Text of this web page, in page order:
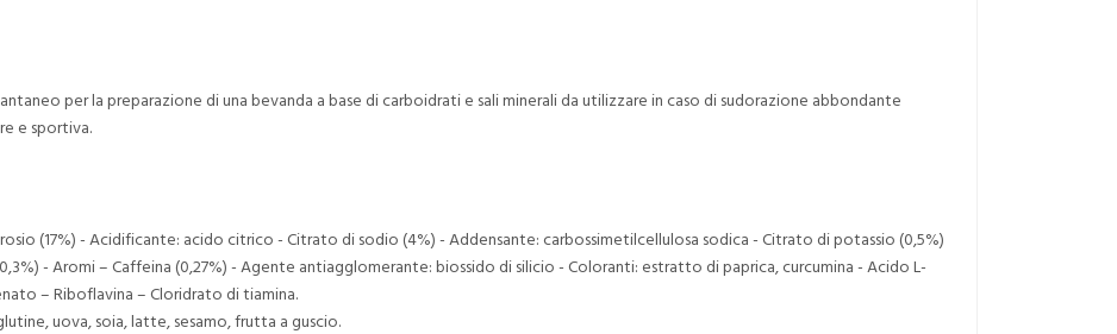
per la preparazione di una bevanda a base di carboidrati e sali minerali da utilizzare in caso di sudorazione abbondante
e sportiva.
(17%) - Acidificante: acido citrico - Citrato di sodio (4%) - Addensante: carbossimetilcellulosa sodica - Citrato di potassio (0,5%)
- Aromi – Caffeina (0,27%) - Agente antiagglomerante: biossido di silicio - Coloranti: estratto di paprica, curcumina - Acido L-
– Riboflavina – Cloridrato di tiamina.
uova, soia, latte, sesamo, frutta a guscio.